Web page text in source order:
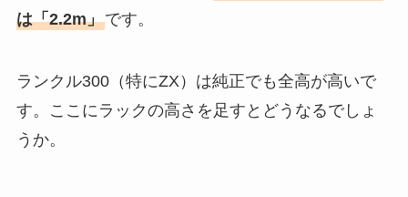
は「2.2m」です。
ランクル300（特にZX）は純正でも全高が高いで
す。ここにラックの高さを足すとどうなるでしょ
うか。